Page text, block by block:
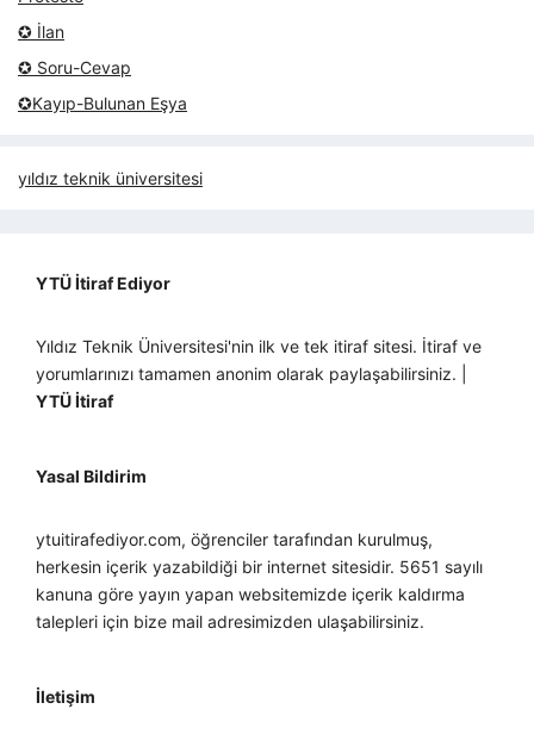
✪ İlan
✪ Soru-Cevap
✪Kayıp-Bulunan Eşya
yıldız teknik üniversitesi
YTÜ İtiraf Ediyor
Yıldız Teknik Üniversitesi'nin ilk ve tek itiraf sitesi. İtiraf ve
yorumlarınızı tamamen anonim olarak paylaşabilirsiniz. |
YTÜ İtiraf
Yasal Bildirim
ytuitirafediyor.com, öğrenciler tarafından kurulmuş,
herkesin içerik yazabildiği bir internet sitesidir. 5651 sayılı
kanuna göre yayın yapan websitemizde içerik kaldırma
talepleri için bize mail adresimizden ulaşabilirsiniz.
İletişim